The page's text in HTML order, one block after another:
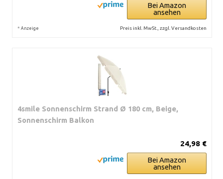
Bei Amazon
ansehen
* Anzeige Preis inkl. MwSt., zzgl. Versandkosten
4smile Sonnenschirm Strand Ø 180 cm, Beige,
Sonnenschirm Balkon
24,98 €
Bei Amazon
ansehen